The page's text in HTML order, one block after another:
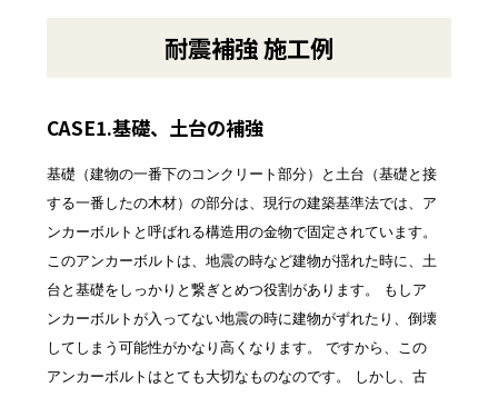
耐震補強 施工例
CASE1.基礎、土台の補強
基礎（建物の一番下のコンクリート部分）と土台（基礎と接
する一番したの木材）の部分は、現行の建築基準法では、ア
ンカーボルトと呼ばれる構造用の金物で固定されています。
このアンカーボルトは、地震の時など建物が揺れた時に、土
台と基礎をしっかりと繋ぎとめつ役割があります。 もしア
ンカーボルトが入ってない地震の時に建物がずれたり、倒壊
してしまう可能性がかなり高くなります。 ですから、この
アンカーボルトはとても大切なものなのです。 しかし、古